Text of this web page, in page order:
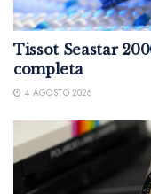
Tissot Seastar
completa
4 AGOSTO 2026